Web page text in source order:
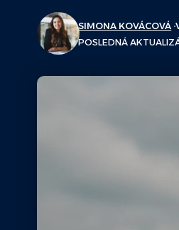
POSLEDNÁ
SIMONA KOVÁCOVÁ